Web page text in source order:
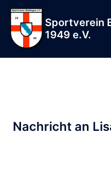
Sportverein
1949 e.V.
Nachricht an